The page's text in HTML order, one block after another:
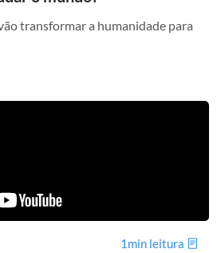
transformar a humanidade para
1min leitura